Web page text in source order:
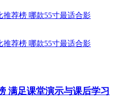
满足课堂演示与课后学习